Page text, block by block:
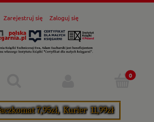
Zarejestruj się Zaloguj się